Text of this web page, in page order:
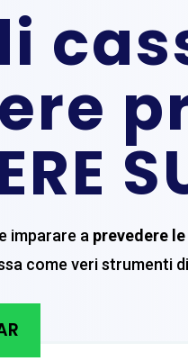
imparare a prevedere
come veri strumenti